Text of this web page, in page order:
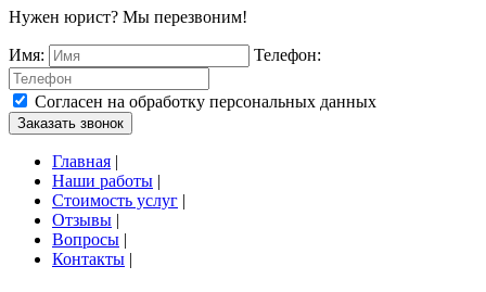
Нужен юрист? Мы перезвоним!
Имя: Телефон:
Согласен на обработку персональных данных
Заказать звонок
Главная |
Наши работы |
Стоимость услуг |
Отзывы |
Вопросы |
Контакты |